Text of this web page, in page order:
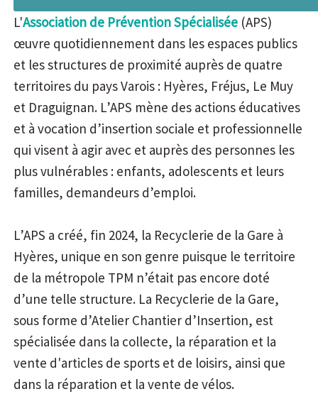
L'Association de Prévention Spécialisée (APS)
œuvre quotidiennement dans les espaces publics
et les structures de proximité auprès de quatre
territoires du pays Varois : Hyères, Fréjus, Le Muy
et Draguignan. L’APS mène des actions éducatives
et à vocation d’insertion sociale et professionnelle
qui visent à agir avec et auprès des personnes les
plus vulnérables : enfants, adolescents et leurs
familles, demandeurs d’emploi.
L’APS a créé, fin 2024, la Recyclerie de la Gare à
Hyères, unique en son genre puisque le territoire
de la métropole TPM n’était pas encore doté
d’une telle structure. La Recyclerie de la Gare,
sous forme d’Atelier Chantier d’Insertion, est
spécialisée dans la collecte, la réparation et la
vente d'articles de sports et de loisirs, ainsi que
dans la réparation et la vente de vélos.